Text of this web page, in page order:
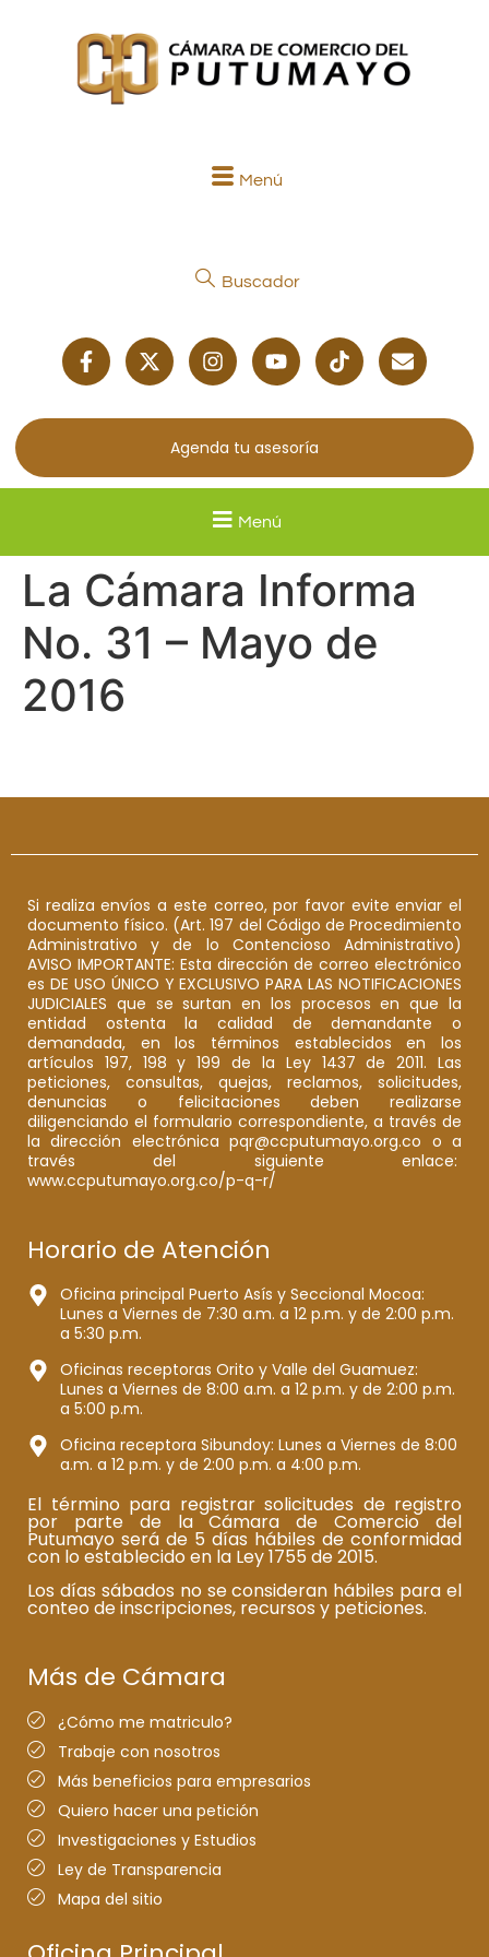
Menú
Buscador
Agenda tu asesoría
Menú
La Cámara Informa
No. 31 – Mayo de
2016
Si realiza envíos a este correo, por favor evite enviar el
documento físico. (Art. 197 del Código de Procedimiento
Administrativo y de lo Contencioso Administrativo)
AVISO IMPORTANTE: Esta dirección de correo electrónico
es DE USO ÚNICO Y EXCLUSIVO PARA LAS NOTIFICACIONES
JUDICIALES que se surtan en los procesos en que la
entidad ostenta la calidad de demandante o
demandada, en los términos establecidos en los
artículos 197, 198 y 199 de la Ley 1437 de 2011. Las
peticiones, consultas, quejas, reclamos, solicitudes,
denuncias o felicitaciones deben realizarse
diligenciando el formulario correspondiente, a través de
la dirección electrónica pqr@ccputumayo.org.co o a
través del siguiente enlace:
www.ccputumayo.org.co/p-q-r/
Horario de Atención
Oficina principal Puerto Asís y Seccional Mocoa:
Lunes a Viernes de 7:30 a.m. a 12 p.m. y de 2:00 p.m.
a 5:30 p.m.
Oficinas receptoras Orito y Valle del Guamuez:
Lunes a Viernes de 8:00 a.m. a 12 p.m. y de 2:00 p.m.
a 5:00 p.m.
Oficina receptora Sibundoy: Lunes a Viernes de 8:00
a.m. a 12 p.m. y de 2:00 p.m. a 4:00 p.m.
El término para registrar solicitudes de registro
por parte de la Cámara de Comercio del
Putumayo será de 5 días hábiles de conformidad
con lo establecido en la Ley 1755 de 2015.
Los días sábados no se consideran hábiles para el
conteo de inscripciones, recursos y peticiones.
Más de Cámara
¿Cómo me matriculo?
Trabaje con nosotros
Más beneficios para empresarios
Quiero hacer una petición
Investigaciones y Estudios
Ley de Transparencia
Mapa del sitio